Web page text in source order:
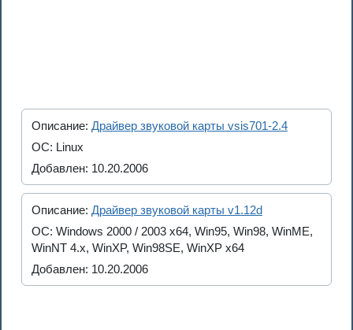
Описание: Драйвер звуковой карты vsis701-2.4
ОС: Linux
Добавлен: 10.20.2006
Описание: Драйвер звуковой карты v1.12d
ОС: Windows 2000 / 2003 x64, Win95, Win98, WinME,
WinNT 4.x, WinXP, Win98SE, WinXP x64
Добавлен: 10.20.2006